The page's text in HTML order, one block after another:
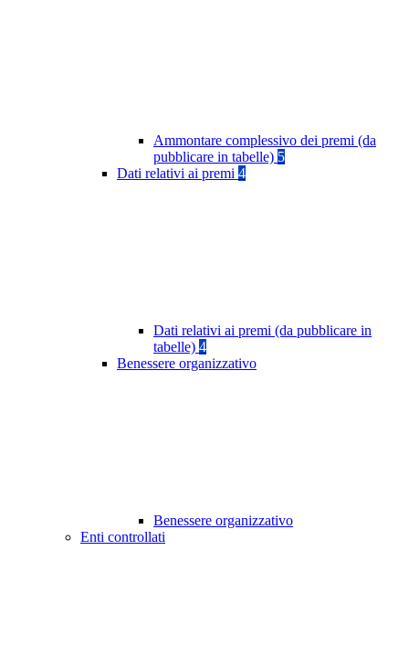
Ammontare complessivo dei premi (da
pubblicare in tabelle) 5
Dati relativi ai premi 4
Dati relativi ai premi (da pubblicare in
tabelle) 4
Benessere organizzativo
Benessere organizzativo
Enti controllati